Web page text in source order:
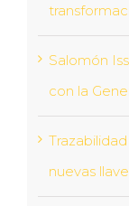
Salomón
con la
nuevas